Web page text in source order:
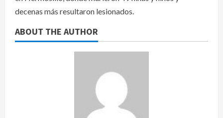
decenas más resultaron lesionados.
ABOUT THE AUTHOR